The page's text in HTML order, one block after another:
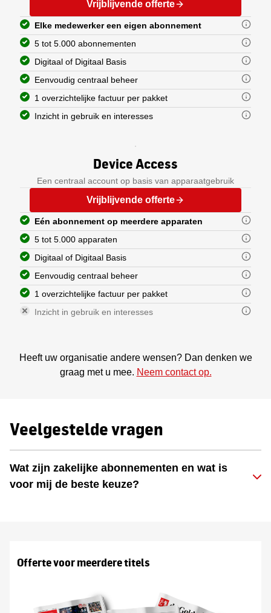
Vrijblijvende offerte
Elke medewerker een eigen abonnement
5 tot 5.000 abonnementen
Digitaal of Digitaal Basis
Elke medewerker heeft
Eenvoudig centraal beheer
1 overzichtelijke factuur per pakket
Inzicht in gebruik en interesses
Device Access
Een centraal account op basis van apparaatgebruik
Vrijblijvende offerte
Eén abonnement op meerdere apparaten
5 tot 5.000 apparaten
Digitaal of Digitaal Basis
Digitaal
Elke medewerker heeft
Ook leest elke medewerker
Daarnaast krijgt elke
Digitaal Basis
Elke medewerker heeft
Eenvoudig centraal beheer
Eindgebruikers verwijderen
Inzien hoeveel
Inzien welk(e) pakket(ten)
1 overzichtelijke factuur per pakket
Werkt u met Peppol? Dan werkt
Inzicht in gebruik en interesses
Heeft uw organisatie andere wensen? Dan denken we
graag met u mee. Neem contact op.
Veelgestelde vragen
Wat zijn zakelijke abonnementen en wat is
voor mij de beste keuze?
Offerte voor meerdere titels